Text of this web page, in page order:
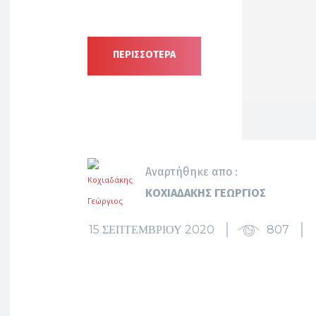
ΠΕΡΙΣΣΟΤΕΡΑ
Αναρτήθηκε απο :
ΚΟΧΙΑΔΆΚΗΣ ΓΕΏΡΓΙΟΣ
15 ΣΕΠΤΕΜΒΡΊΟΥ 2020 807